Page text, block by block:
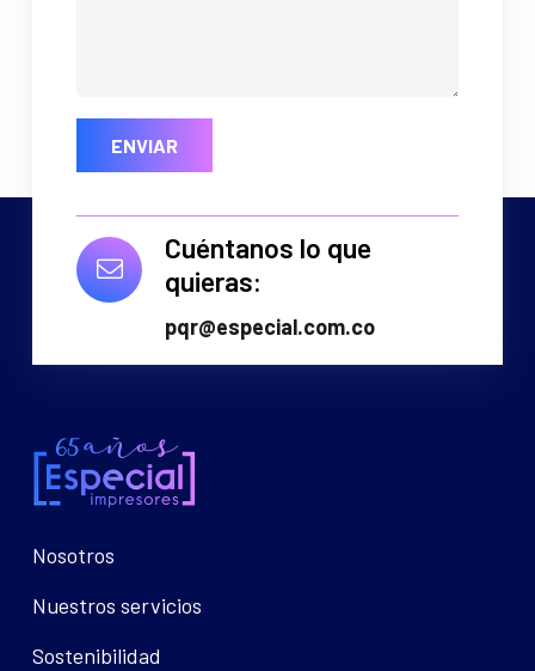
Cuéntanos lo que
quieras:
pqr@especial.com.co
Nosotros
Nuestros servicios
Sostenibilidad